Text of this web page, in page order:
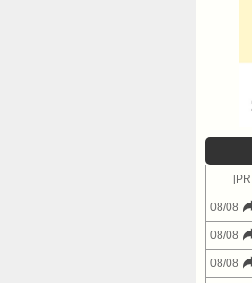
[PR]
08/08
08/08
08/08